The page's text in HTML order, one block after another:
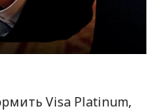
Visa Platinum,